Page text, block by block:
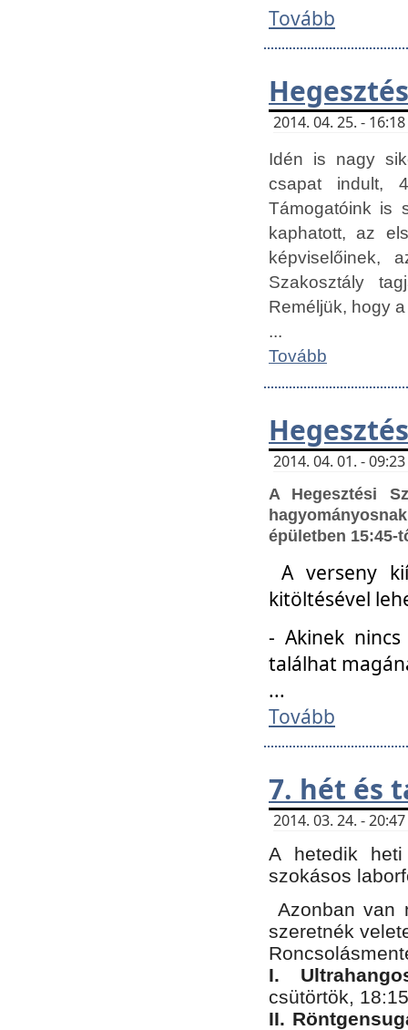
Tovább
2014. 04. 25. -
Idén is nagy
csapat indult,
Támogatóink is
kaphatott, az
képviselőinek,
Szakosztály
Reméljük, hogy
...
Tovább
2014. 04. 01. -
A Hegesztési
épületben 15:45-
A verseny
kitöltésével
- Akinek
találhat
...
Tovább
7. hét és
2014. 03. 24. -
A hetedik
szokásos
Azonban van
szeretnék
I.
csütörtök,
II.